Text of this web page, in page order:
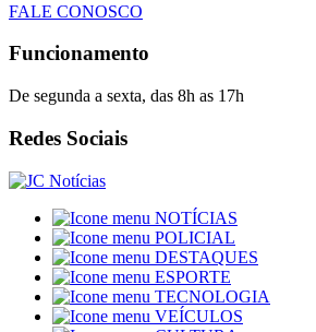
FALE CONOSCO
Funcionamento
De segunda a sexta, das 8h as 17h
Redes Sociais
NOTÍCIAS
POLICIAL
DESTAQUES
ESPORTE
TECNOLOGIA
VEÍCULOS